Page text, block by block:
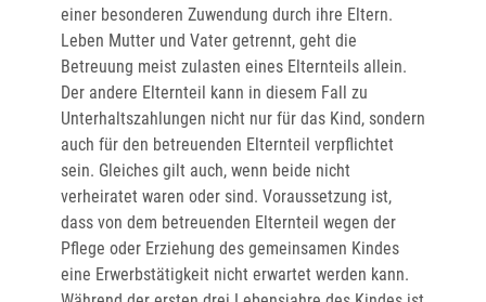
einer besonderen Zuwendung durch ihre Eltern.
Leben Mutter und Vater getrennt, geht die
Betreuung meist zulasten eines Elternteils allein.
Der andere Elternteil kann in diesem Fall zu
Unterhaltszahlungen nicht nur für das Kind, sondern
auch für den betreuenden Elternteil verpflichtet
sein. Gleiches gilt auch, wenn beide nicht
verheiratet waren oder sind. Voraussetzung ist,
dass von dem betreuenden Elternteil wegen der
Pflege oder Erziehung des gemeinsamen Kindes
eine Erwerbstätigkeit nicht erwartet werden kann.